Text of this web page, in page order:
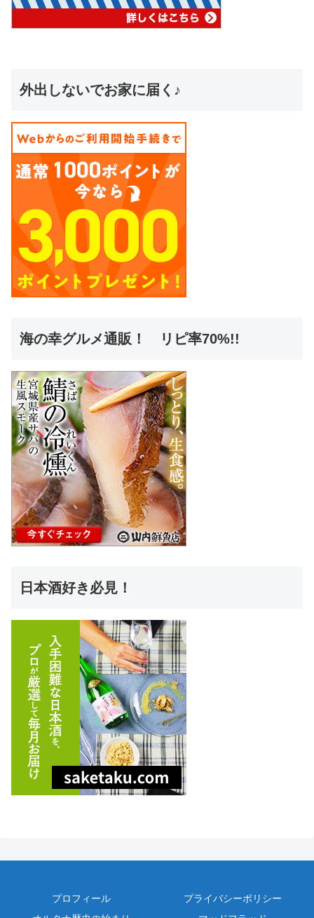
外出しないでお家に届く♪
海の幸グルメ通販！ リピ率70%!!
日本酒好き必見！
プロフィール
プライバシーポリシー